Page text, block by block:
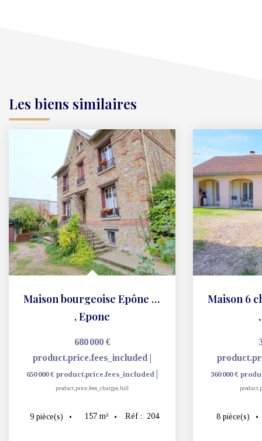
Les biens similaires
Maison bourgeoise Epône pièces 157m2
,Epone
680 000 €
product.price.fees_included
650 000 € product.price.fees_included
product.price.fees_charges.full
9 pièce(s) 157 m² Réf : 204
360 000 €
8 pièce(s)